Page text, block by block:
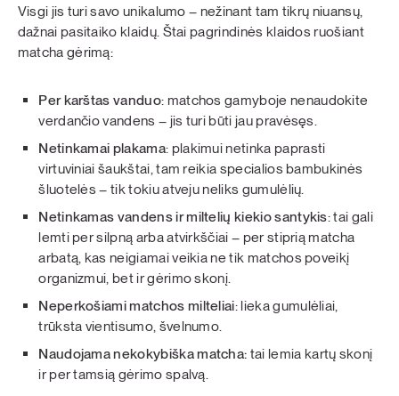
Visgi jis turi savo unikalumo – nežinant tam tikrų niuansų,
dažnai pasitaiko klaidų. Štai pagrindinės klaidos ruošiant
matcha gėrimą:
Per karštas vanduo: matchos gamyboje nenaudokite
verdančio vandens – jis turi būti jau pravėsęs.
Netinkamai plakama: plakimui netinka paprasti
virtuviniai šaukštai, tam reikia specialios bambukinės
šluotelės – tik tokiu atveju neliks gumulėlių.
Netinkamas vandens ir miltelių kiekio santykis: tai gali
lemti per silpną arba atvirkščiai – per stiprią matcha
arbatą, kas neigiamai veikia ne tik matchos poveikį
organizmui, bet ir gėrimo skonį.
Neperkošiami matchos milteliai: lieka gumulėliai,
trūksta vientisumo, švelnumo.
Naudojama nekokybiška matcha: tai lemia kartų skonį
ir per tamsią gėrimo spalvą.